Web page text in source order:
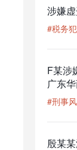
涉嫌
#税务
F某涉
广东
企业
决定。
#刑事
殷某